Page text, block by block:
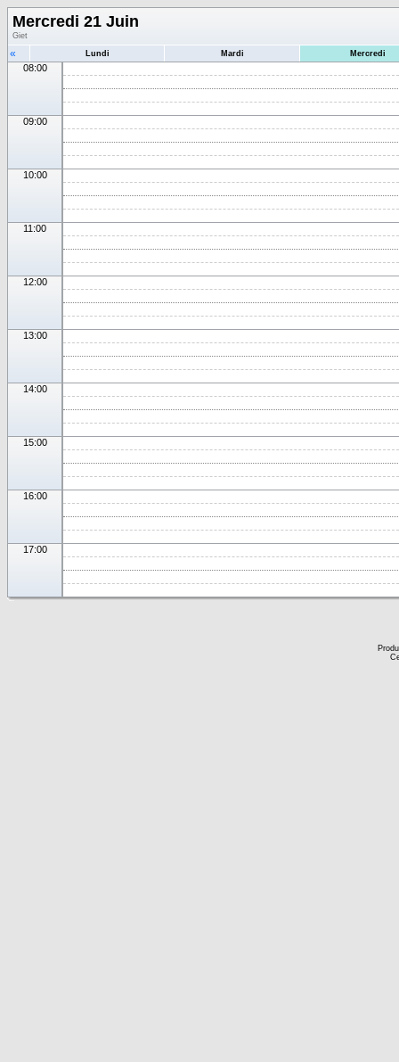
Mercredi 21 Juin
Giet
« Lundi Mardi Mercredi
08:00
09:00
10:00
11:00
12:00
13:00
14:00
15:00
16:00
17:00